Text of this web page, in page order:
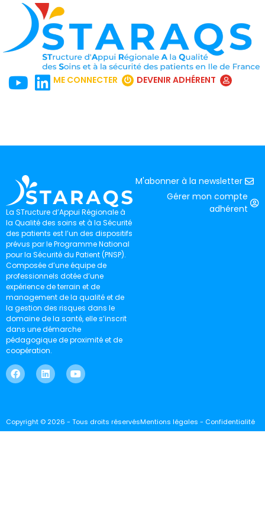
ME CONNECTER DEVENIR ADHÉRENT
La STructure d’Appui Régionale à
la Qualité des soins et à la Sécurité
des patients est l’un des dispositifs
prévus par le Programme National
pour la Sécurité du Patient (PNSP).
Composée d’une équipe de
professionnels dotée d’une
expérience de terrain et de
management de la qualité et de
la gestion des risques dans le
domaine de la santé, elle s’inscrit
dans une démarche
pédagogique de proximité et de
coopération.
M'abonner à la newsletter
Gérer mon compte
adhérent
Copyright © 2026 - Tous droits réservésMentions légales - Confidentialité